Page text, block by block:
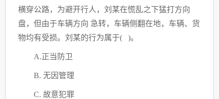
横穿公路，为避开行人，刘某在慌乱之下猛打方向
盘，但由于车辆方向 急转，车辆侧翻在地，车辆、货
物均有受损。刘某的行为属于( )。
A.正当防卫
B. 无因管理
C. 故意犯罪